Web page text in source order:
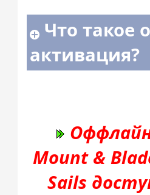
Что такое
активация?
Mount &
Sails